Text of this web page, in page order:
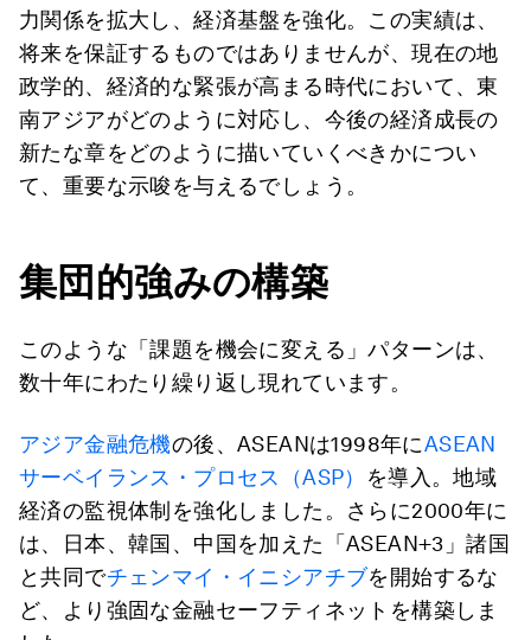
力関係を拡大し、経済基盤を強化。この実績は、
将来を保証するものではありませんが、現在の地
政学的、経済的な緊張が高まる時代において、東
南アジアがどのように対応し、今後の経済成長の
新たな章をどのように描いていくべきかについ
て、重要な示唆を与えるでしょう。
集団的強みの構築
このような「課題を機会に変える」パターンは、
数十年にわたり繰り返し現れています。
アジア金融危機の後、ASEANは1998年にASEAN
サーベイランス・プロセス（ASP）
を導入。地域
経済の監視体制を強化しました。さらに2000年に
は、日本、韓国、中国を加えた「ASEAN+3」諸国
と共同でチェンマイ・イニシアチブを開始するな
ど、より強固な金融セーフティネットを構築しま